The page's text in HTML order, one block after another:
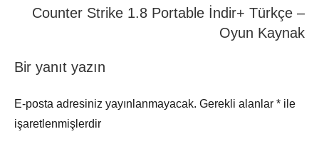
Counter Strike 1.8 Portable İndir+ Türkçe –
Oyun Kaynak
Bir yanıt yazın
E-posta adresiniz yayınlanmayacak. Gerekli alanlar * ile
işaretlenmişlerdir